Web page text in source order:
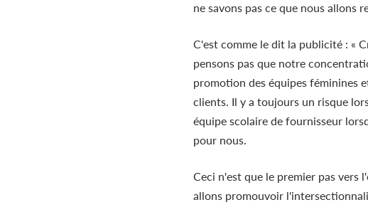
ne savons pas ce que nous allons
C'est comme le dit la publicité : «
pensons pas que notre
promotion des équipes féminines
clients. Il y a toujours un risque
équipe scolaire de fournisseur
pour nous.
Ceci n'est que le premier pas
allons promouvoir